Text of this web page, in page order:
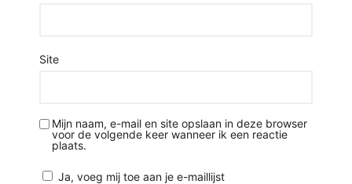
Site
Mijn naam, e-mail en site opslaan in deze browser
voor de volgende keer wanneer ik een reactie
plaats.
Ja, voeg mij toe aan je e-maillijst